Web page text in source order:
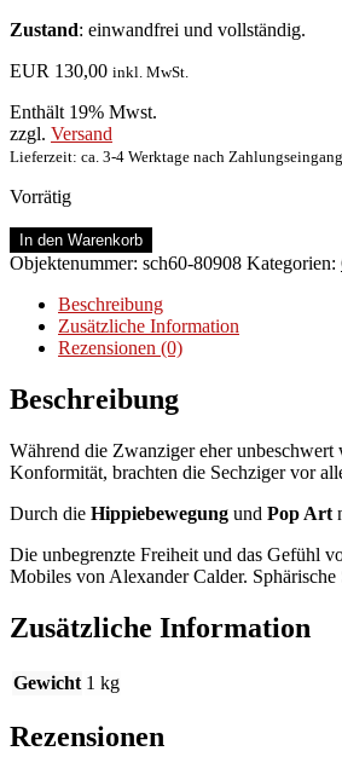
Zustand: einwandfrei und vollständig.
EUR 130,00 inkl. MwSt.
Enthält 19% Mwst.
zzgl. Versand
Lieferzeit: ca. 3-4 Werktage nach Zahlungseingang
Vorrätig
Halskette,
Kunststoff,
Pop
1965
In den Warenkorb
Objektenummer: sch60-80908 Kategorien:
Beschreibung
Zusätzliche Information
Rezensionen (0)
Beschreibung
Während die Zwanziger eher
Konformität, brachten die Sechziger vor
Durch die Hippiebewegung und Pop Art
Die unbegrenzte Freiheit und das Gefühl
Mobiles von Alexander Calder.
Zusätzliche Information
Gewicht 1 kg
Rezensionen